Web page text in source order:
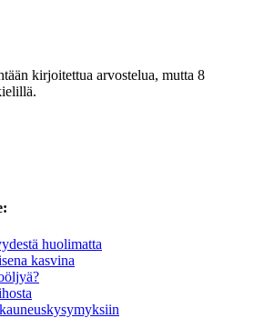
kirjoitettua arvostelua, mutta 8
huolimatta
kasvina